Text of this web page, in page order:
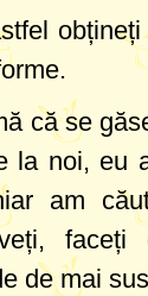
că se
la noi, eu
am
faceți
de mai